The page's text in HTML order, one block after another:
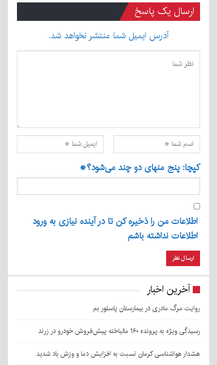
ارسال یک پاسخ
آدرس ایمیل شما منتشر نخواهد شد.
کپچا: پنج منهای دو چند می‌شود؟*
اطلاعات من را ذخیره کن تا در آینده نیازی به ورود
اطلاعات نداشته باشم
آخرین اخبار
روایت مرگ مادری در بیمارستان پاستور بم
رسیدگی ویژه به پرونده ۱۶۰ مالباخته پیش‌فروش خودرو در زرند
هشدار هواشناسی کرمان نسبت به افزایش دما و وزش باد شدید